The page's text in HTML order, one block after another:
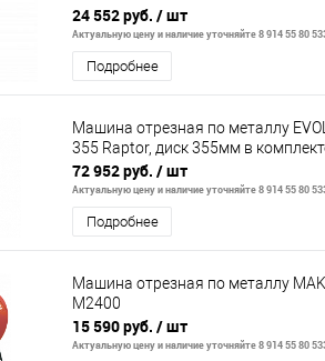
24 552 руб. / шт
Актуальную цену и наличие уточняйте 8 914 55 80
Подробнее
Машина отрезная по металлу
355 Raptor, диск 355мм в
72 952 руб. / шт
Актуальную цену и наличие уточняйте 8 914 55 80
Подробнее
Машина отрезная по металлу
M2400
15 590 руб. / шт
Актуальную цену и наличие уточняйте 8 914 55 80